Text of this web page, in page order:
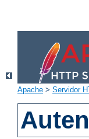
Apache > Servidor